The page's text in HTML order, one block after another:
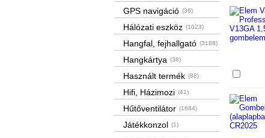
GPS navigáció (36)
Hálózati eszköz (1023)
Hangfal, fejhallgató (3188)
Hangkártya (38)
Használt termék (88)
Hifi, Házimozi (41)
Hűtőventilátor (1684)
Játékkonzol (1)